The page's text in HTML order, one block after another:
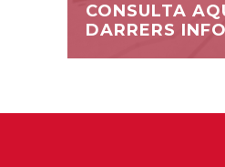
CONSULTA
DARRERS